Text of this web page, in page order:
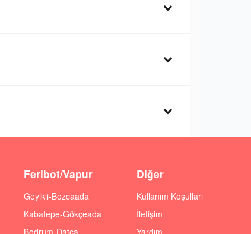
Feribot/Vapur
Geyikli-Bozcaada
Kabatepe-Gökçeada
Bodrum-Datça
Diğer
Kullanım Koşulları
İletişim
Yardım